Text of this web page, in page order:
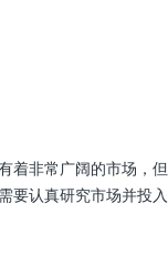
着非常广阔的市场，但
要认真研究市场并投入